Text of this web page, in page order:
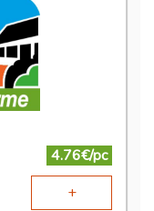
4.76€/pc
+